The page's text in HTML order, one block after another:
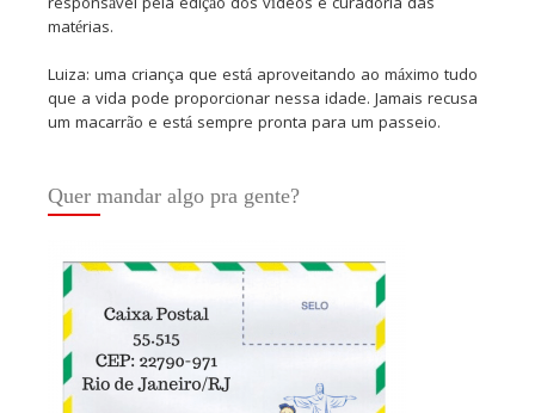
matérias.
Luiza: uma criança que está aproveitando ao máximo tudo
que a vida pode proporcionar nessa idade. Jamais recusa
um macarrão e está sempre pronta para um passeio.
Quer mandar algo pra gente?